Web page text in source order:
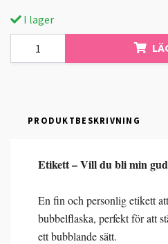
I lager
PRODUKTBESKRIVNING
Etikett – Vill du bli min
En fin och personlig etikett
bubbelflaska, perfekt för att
ett bubblande sätt.